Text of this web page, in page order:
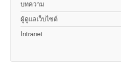
บทความ
ผู้ดูแลเว็บไซต์
Intranet